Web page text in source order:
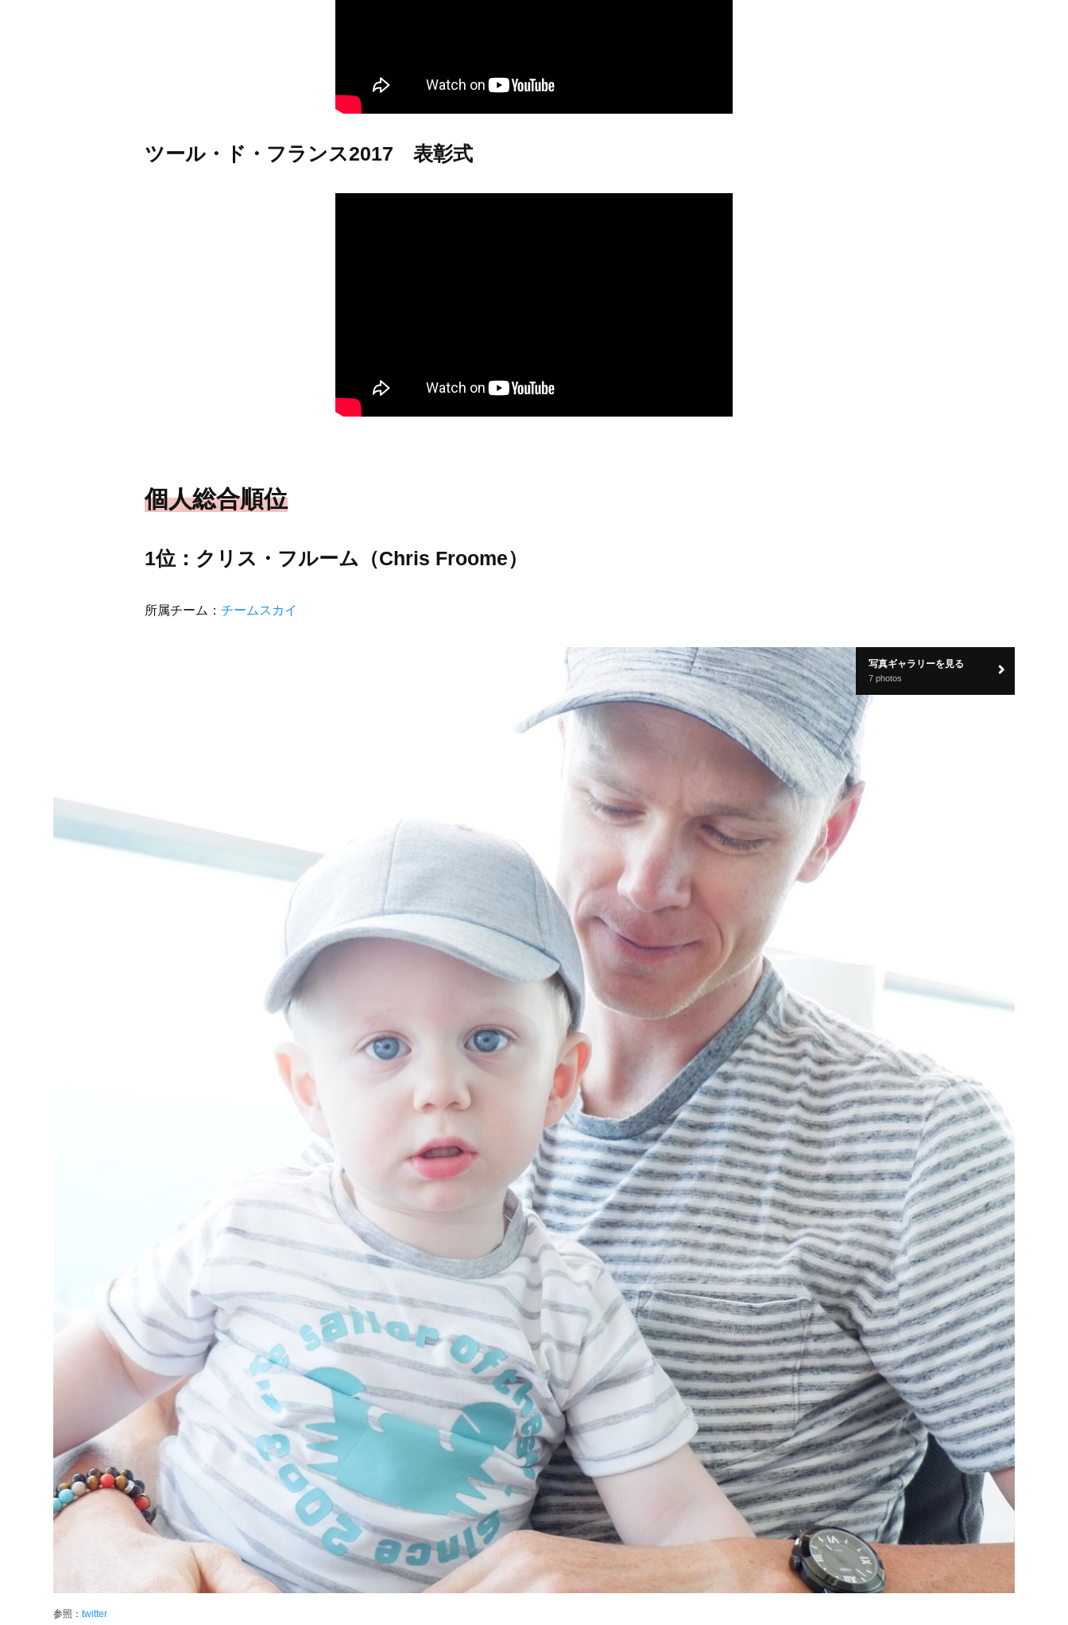
ツール・ド・フランス2017 表彰式
個人総合順位
1位：クリス・フルーム（Chris Froome）
所属チーム： チームスカイ
写真ギャラリーを見る
7 photos
参照： twitter